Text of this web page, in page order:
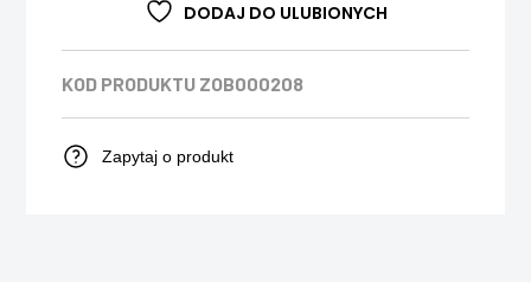
DODAJ DO ULUBIONYCH
KOD PRODUKTU ZOB000208
Zapytaj o produkt